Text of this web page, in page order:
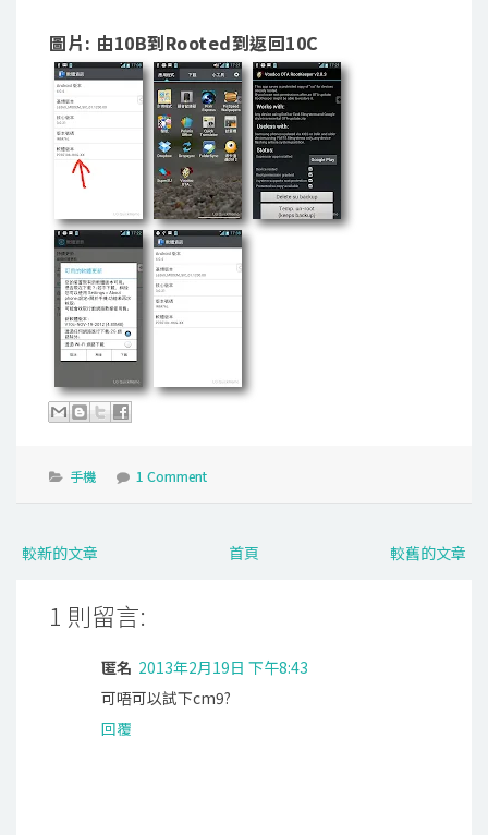
圖片: 由10B到Rooted到返回10C
手機 1 Comment
較新的文章 較舊的文章
首頁
1 則留言:
匿名 2013年2月19日 下午8:43
可唔可以試下cm9?
回覆